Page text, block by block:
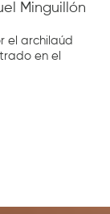
Minguillón
el archilaúd
en el